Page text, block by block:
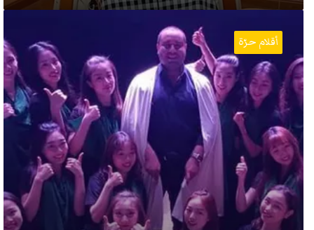
تهانينا
الصين
عنا
لتصدير
فننا
أقلام حرّة